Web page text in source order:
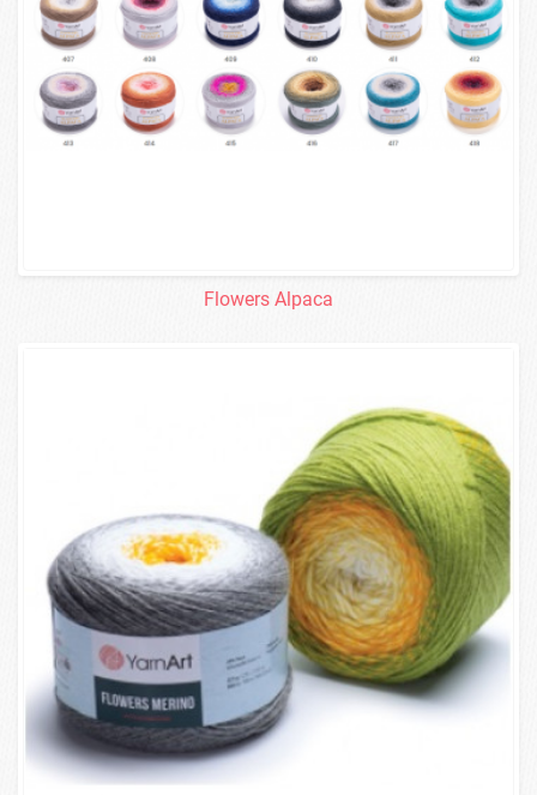
Flowers Alpaca